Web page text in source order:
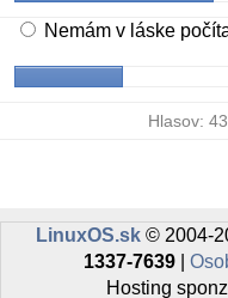
Nemám v láske
Hlasov:
LinuxOS.sk© 2004-
1337-7639|
Hosting